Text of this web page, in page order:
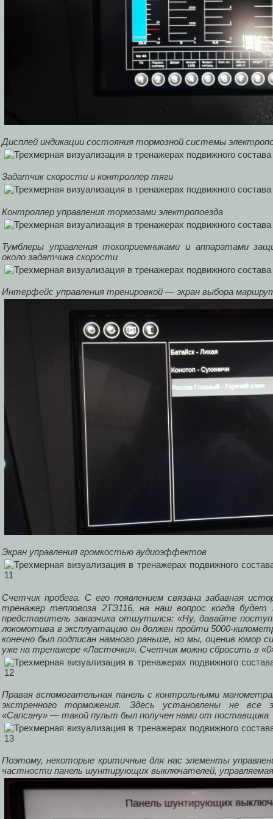
Дисплей индикации состояния тормозной системы
Задатчик скорости и контроллер тяги
Контроллер управления тормозами электропоезда
Тумблеры управления токоприемниками и аппаратами
около задатчика скорости
Интерфейс управления тренировкой — экран выбора
Экран управления громкостью аудиоэффектов
Счетчик пробега. С его появлением связана забавная
тренажер тепловоза 2ТЭ116, на наш вопрос когда
представитель заказчика отшутился: «Ну, давайте
локомотива в эксплуатацию он должен пройти 5000-
конечно был подписан намного раньше, но мы, оценив юмор
уже на тренажере «Ласточки». Счетчик можно сбросить в
Правая вспомогательная панель с контрольными
экстренного торможения. Здесь установлены не все
«Сапсану» — такой пульт был получен нами от поставщика
Поэтому, некоторые критичные для нас элементы
частности панель шунтирующих выключателей, управляемая